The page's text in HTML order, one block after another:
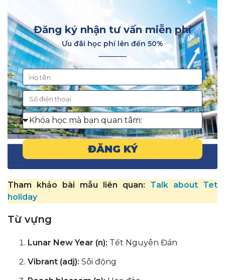
Đăng ký nhận tư vấn miễn phí
Ưu đãi học phí lên đến 50%
ĐĂNG KÝ
Tham khảo bài mẫu liên quan:
Talk about Tet
holiday
Từ vựng
Lunar New Year (n): Tết Nguyên Đán
Vibrant (adj): Sôi động